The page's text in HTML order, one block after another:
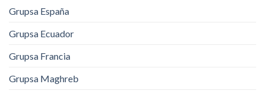
Grupsa España
Grupsa Ecuador
Grupsa Francia
Grupsa Maghreb